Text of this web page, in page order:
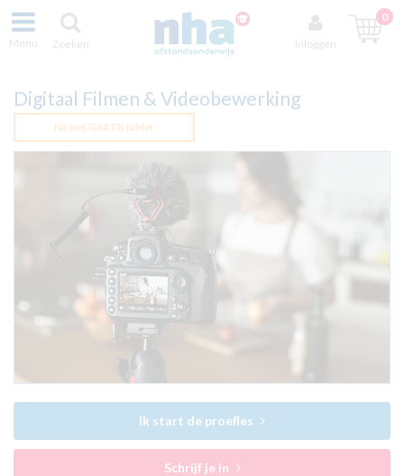
Menu Zoeken Inloggen
0
Digitaal Filmen & Videobewerking
Nú met GRATIS tablet
Ik start de proefles
Schrijf je in